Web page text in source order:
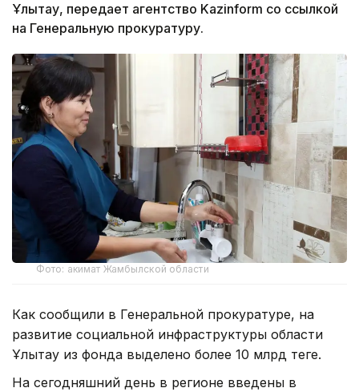
Ұлытау, передает агентство Kazinform со ссылкой
на Генеральную прокуратуру.
Фото: акимат Жамбылской области
Как сообщили в Генеральной прокуратуре, на
развитие социальной инфраструктуры области
Ұлытау из фонда выделено более 10 млрд теңге.
На сегодняшний день в регионе введены в